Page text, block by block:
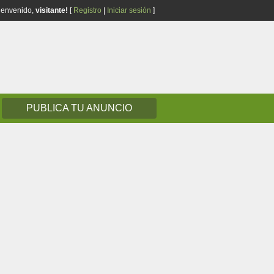
visitante! [ Registro Iniciar sesión ]
PUBLICA TU ANUNCIO